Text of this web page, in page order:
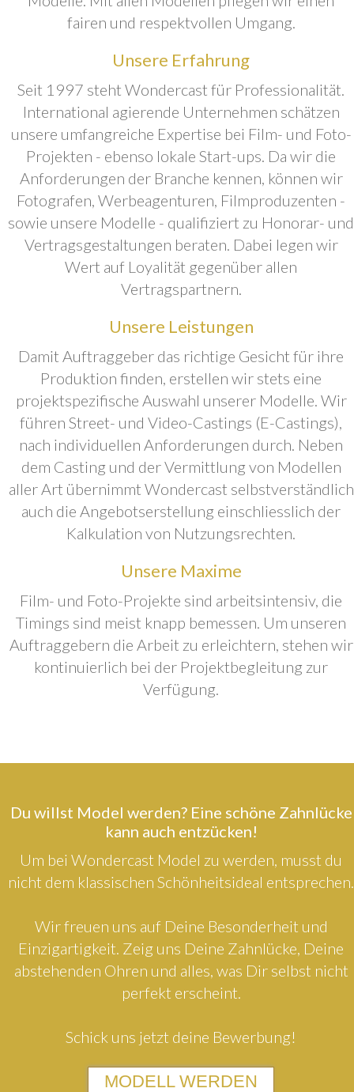
fairen und respektvollen Umgang.
Unsere Erfahrung
Seit 1997 steht Wondercast für Professionalität.
International agierende Unternehmen schätzen
unsere umfangreiche Expertise bei Film- und Foto-
Projekten - ebenso lokale Start-ups. Da wir die
Anforderungen der Branche kennen, können wir
Fotografen, Werbeagenturen, Filmproduzenten -
sowie unsere Modelle - qualifiziert zu Honorar- und
Vertragsgestaltungen beraten. Dabei legen wir
Wert auf Loyalität gegenüber allen
Vertragspartnern.
Unsere Leistungen
Damit Auftraggeber das richtige Gesicht für ihre
Produktion finden, erstellen wir stets eine
projektspezifische Auswahl unserer Modelle. Wir
führen Street- und Video-Castings (E-Castings),
nach individuellen Anforderungen durch. Neben
dem Casting und der Vermittlung von Modellen
aller Art übernimmt Wondercast selbstverständlich
auch die Angebotserstellung einschliesslich der
Kalkulation von Nutzungsrechten.
Unsere Maxime
Film- und Foto-Projekte sind arbeitsintensiv, die
Timings sind meist knapp bemessen. Um unseren
Auftraggebern die Arbeit zu erleichtern, stehen wir
kontinuierlich bei der Projektbegleitung zur
Verfügung.
Du willst Model werden? Eine schöne Zahnlücke
kann auch entzücken!
Um bei Wondercast Model zu werden, musst du
nicht dem klassischen Schönheitsideal entsprechen.
Wir freuen uns auf Deine Besonderheit und
Einzigartigkeit. Zeig uns Deine Zahnlücke, Deine
abstehenden Ohren und alles, was Dir selbst nicht
perfekt erscheint.
Schick uns jetzt deine Bewerbung!
MODELL WERDEN